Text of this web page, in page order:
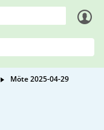
Möte 2025-04-29